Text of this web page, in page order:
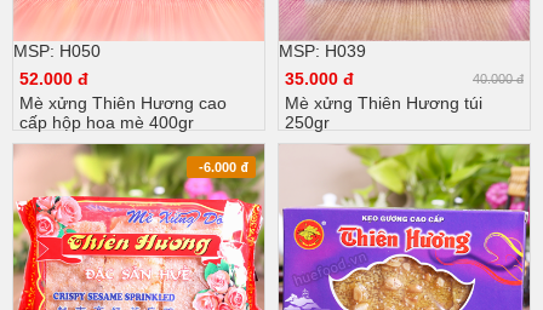
MSP: H050
52.000 đ
Mè xửng Thiên Hương cao
cấp hộp hoa mè 400gr
MSP: H039
35.000 đ
40.000 đ
Mè xửng Thiên Hương túi
250gr
-6.000 đ